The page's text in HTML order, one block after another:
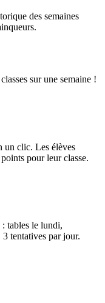
des semaines
sur une semaine !
un clic. Les élèves
pour leur classe.
: tables le lundi,
tentatives par jour.